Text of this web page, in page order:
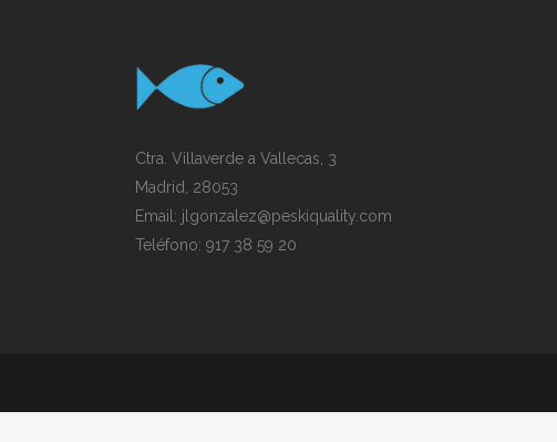
Ctra. Villaverde a Vallecas, 3
Madrid, 28053
Email: jlgonzalez@peskiquality.com
Teléfono: 917 38 59 20